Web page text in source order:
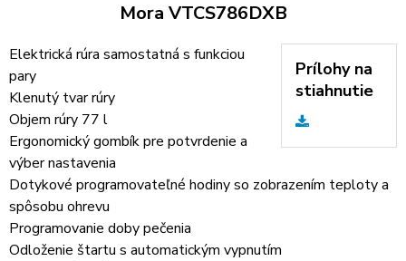
Mora VTCS786DXB
Prílohy na
stiahnutie
Elektrická rúra samostatná s funkciou
pary
Klenutý tvar rúry
Objem rúry 77 l
Ergonomický gombík pre potvrdenie a
výber nastavenia
Dotykové programovateľné hodiny so zobrazením teploty a
spôsobu ohrevu
Programovanie doby pečenia
Odloženie štartu s automatickým vypnutím